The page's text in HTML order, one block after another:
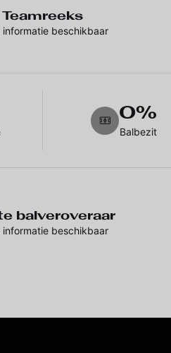
Teamreeks
informatie beschikbaar
0%
Balbezit
balveroveraar
informatie beschikbaar